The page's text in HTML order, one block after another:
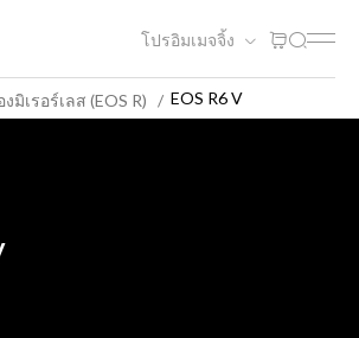
โปรอิมเมจจิ้ง
งมิเรอร์เลส (EOS R) EOS R6 V